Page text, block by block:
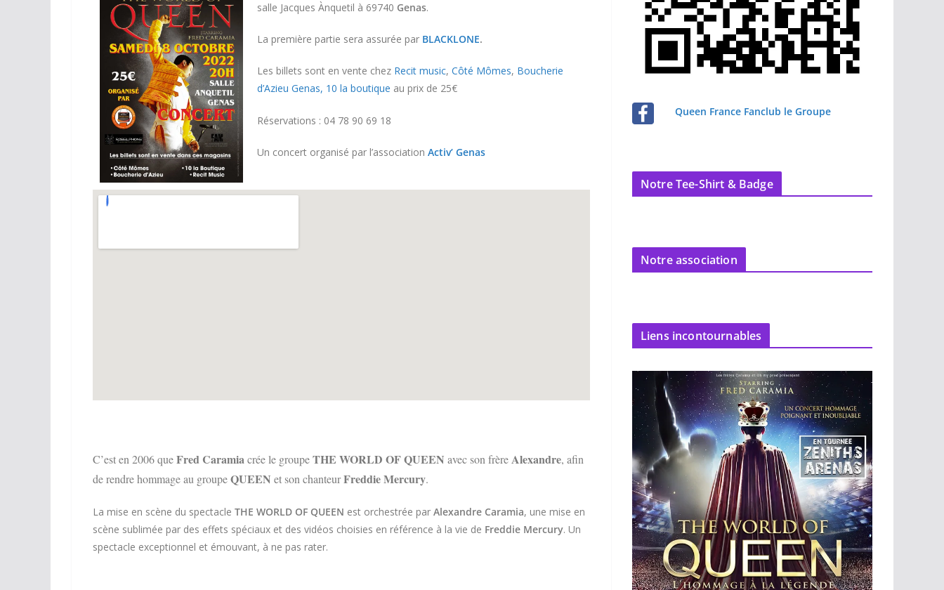
salle Jacques Ànquetil à 69740 Genas.
La première partie sera assurée par BLACKLONE.
Les billets sont en vente chez Recit music, Côté Mômes, Boucherie
d’Azieu Genas, 10 la boutique au prix de 25€
Réservations : 04 78 90 69 18
Un concert organisé par l’association Activ’ Genas
C’est en 2006 queFred Caramiacrée le groupeTHE WORLD OF QUEEN avec son frèreAlexandre, afin
de rendre hommage au groupeQUEEN et son chanteurFreddie Mercury.
La mise en scène du spectacle THE WORLD OF QUEEN est orchestrée par Alexandre Caramia, une mise en
scène sublimée par des effets spéciaux et des vidéos choisies en référence à la vie de Freddie Mercury. Un
spectacle exceptionnel et émouvant, à ne pas rater.
Queen France Fanclub le Groupe
Notre Tee-Shirt & Badge
Notre association
Liens incontournables